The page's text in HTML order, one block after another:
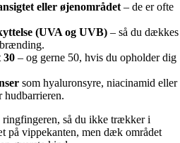
eller øjenområdet– de er ofte
(UVA og UVB) – så du dækkes
30 – og gerne 50, hvis du opholder dig
som hyaluronsyre, niacinamid eller
hudbarrieren.
ringfingeren, så du ikke trækker i
på vippekanten, men dæk området